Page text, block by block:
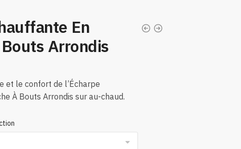
En
Arrondis
et le confort de l’Écharpe
À Bouts Arrondis sur au-chaud.